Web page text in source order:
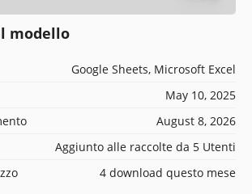
modello
Google Sheets, Microsoft Excel
May 10, 2025
August 8, 2026
Aggiunto alle raccolte da 5 Utenti
4 download questo mese